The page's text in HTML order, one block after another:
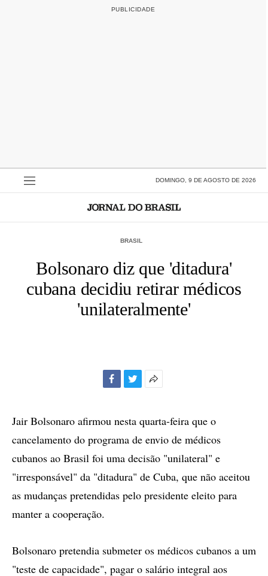
DOMINGO, 9 DE AGOSTO DE 2026
BRASIL
Bolsonaro diz que 'ditadura'
cubana decidiu retirar médicos
'unilateralmente'
compartilhamento
Jair Bolsonaro afirmou nesta quarta-feira que o
cancelamento do programa de envio de médicos
cubanos ao Brasil foi uma decisão "unilateral" e
"irresponsável" da "ditadura" de Cuba, que não aceitou
as mudanças pretendidas pelo presidente eleito para
manter a cooperação.
Bolsonaro pretendia submeter os médicos cubanos a um
"teste de capacidade", pagar o salário integral aos